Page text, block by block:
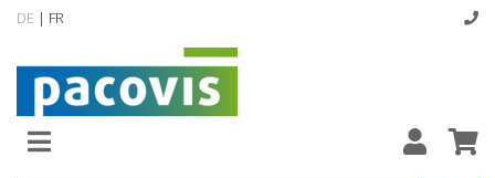
DE | FR
Épuisement
Accueil
Aluminium